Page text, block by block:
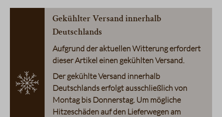
Gekühlter Versand innerhalb
Deutschlands
Aufgrund der aktuellen Witterung erfordert
dieser Artikel einen gekühlten Versand.
Der gekühlte Versand innerhalb
Deutschlands erfolgt ausschließlich von
Montag bis Donnerstag. Um mögliche
Hitzeschäden auf den Lieferwegen am